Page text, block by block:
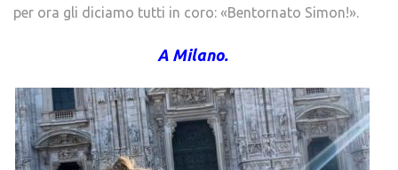
per ora gli diciamo tutti in coro: «Bentornato Simon!».
A Milano.